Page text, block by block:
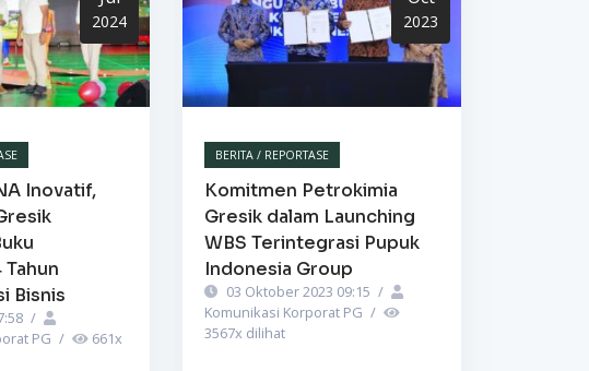
2024
Inovatif,
Tahun
Bisnis
/
PG / 661x
2023
BERITA / REPORTASE
Komitmen Petrokimia
Gresik dalam Launching
WBS Terintegrasi Pupuk
Indonesia Group
03 Oktober 2023 09:15 /
Komunikasi Korporat PG /
3567x dilihat